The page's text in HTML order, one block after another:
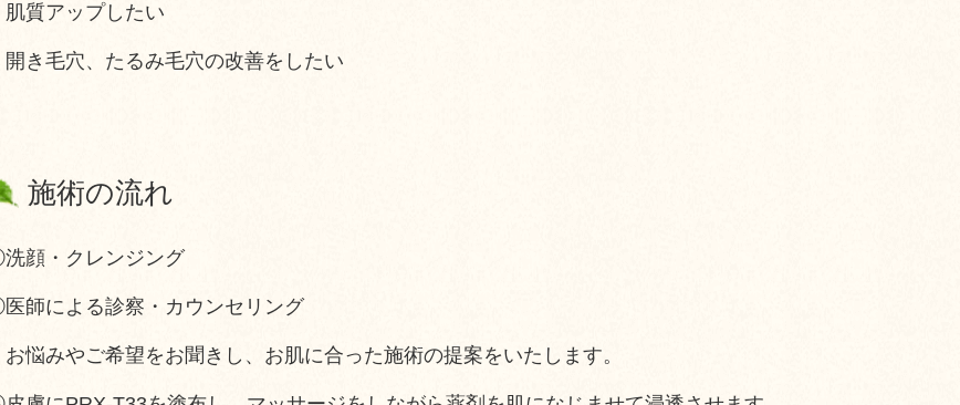
肌質アップしたい
開き毛穴、たるみ毛穴の改善をしたい
施術の流れ
顔・クレンジング
師による診察・カウンセリング
悩みやご希望をお聞きし、お肌に合った施術の提案をいたします。